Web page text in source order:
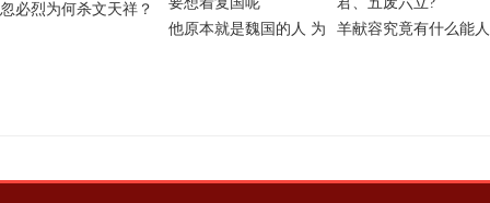
忽必烈为何杀文天祥？
他原本就是魏国的人 为
羊献容究竟有什么能人